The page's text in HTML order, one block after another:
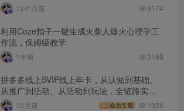
12个月前 3174
利用Coze扣子一键生成火柴人爆火心理学工
作流，保姆级教学
1年前 3169
拼多多线上SVIP线上年卡，从认知到基础、
从推广到活动、从活动到玩法，全链路实战
(260730)
10天前 会员专属 1325